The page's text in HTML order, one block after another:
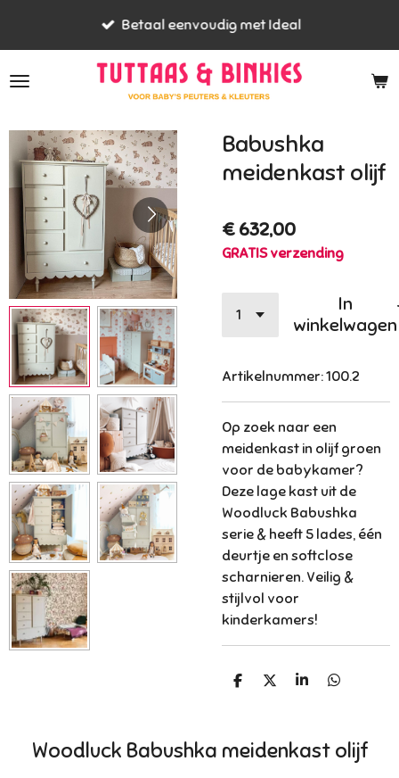
de
Betaal eenvoudig met Ideal
Babushka
meidenkast olijf
€ 632,00
GRATIS verzending
In
winkelwagen
Artikelnummer:100.2
Op zoek naar een
meidenkast in olijf groen
voor de babykamer?
Deze lage kast uit de
Woodluck Babushka
serie & heeft 5 lades, één
deurtje en softclose
scharnieren. Veilig &
stijlvol voor
kinderkamers!
D
D
S
D
Woodluck Babushka meidenkast olijf